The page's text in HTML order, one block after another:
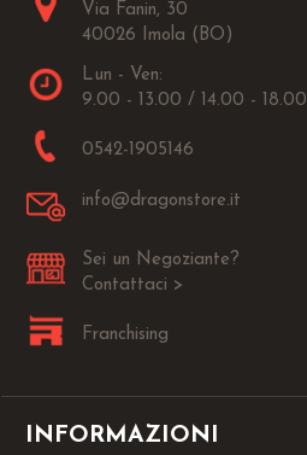
Via Fanin, 30
40026 Imola (BO)
Lun - Ven:
9.00 - 13.00 / 14.00 - 18.00
0542-1905146
info@dragonstore.it
Sei un Negoziante?
Contattaci >
Franchising
INFORMAZIONI